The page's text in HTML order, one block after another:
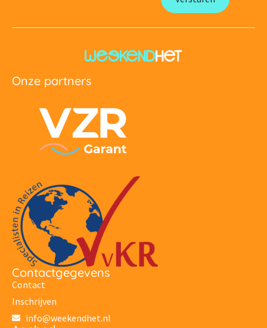
Onze partners
Contactgegevens
Contact
Inschrijven
info@weekendhet.nl